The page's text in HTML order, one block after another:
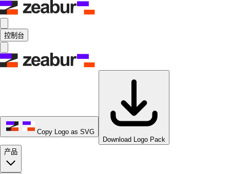
控制台
Copy Logo as SVG
Download Logo Pack
产品